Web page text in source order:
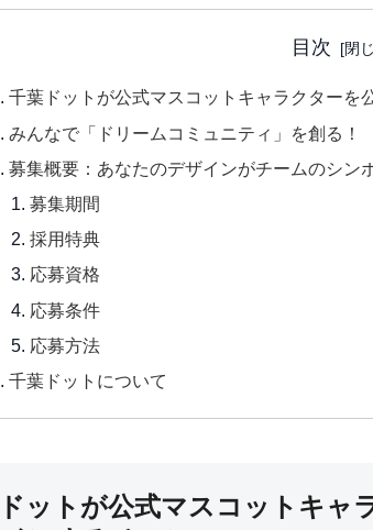
目次
千葉ドットが公式マスコットキャラクターを
みんなで「ドリームコミュニティ」を創る！
募集概要：あなたのデザインがチームのシン
募集期間
採用特典
応募資格
応募条件
応募方法
千葉ドットについて
ットが公式マスコットキャ